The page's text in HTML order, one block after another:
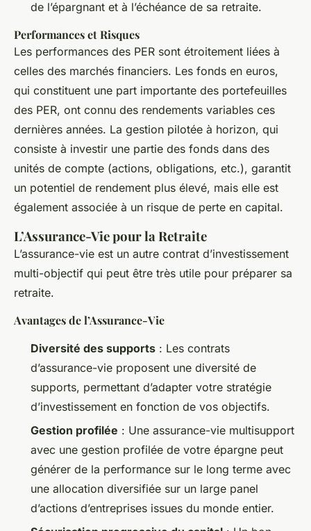
de l’épargnant et à l’échéance de sa retraite.
Performances et Risques
Les performances des PER sont étroitement liées à
celles des marchés financiers. Les fonds en euros,
qui constituent une part importante des portefeuilles
des PER, ont connu des rendements variables ces
dernières années. La gestion pilotée à horizon, qui
consiste à investir une partie des fonds dans des
unités de compte (actions, obligations, etc.), garantit
un potentiel de rendement plus élevé, mais elle est
également associée à un risque de perte en capital.
L’Assurance-Vie pour la Retraite
L’assurance-vie est un autre contrat d’investissement
multi-objectif qui peut être très utile pour préparer sa
retraite.
Avantages de l’Assurance-Vie
Diversité des supports : Les contrats
d’assurance-vie proposent une diversité de
supports, permettant d’adapter votre stratégie
d’investissement en fonction de vos objectifs.
Gestion profilée : Une assurance-vie multisupport
avec une gestion profilée de votre épargne peut
générer de la performance sur le long terme avec
une allocation diversifiée sur un large panel
d’actions d’entreprises issues du monde entier.